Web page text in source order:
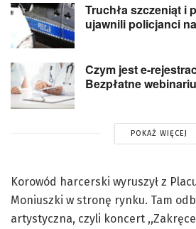
Truchła szczeniąt i
ujawnili policjanci
Czym jest e-
Bezpłatne
POKAŻ WIĘCEJ
Korowód harcerski wyruszył z
Moniuszki w stronę rynku. Tam
artystyczna, czyli koncert